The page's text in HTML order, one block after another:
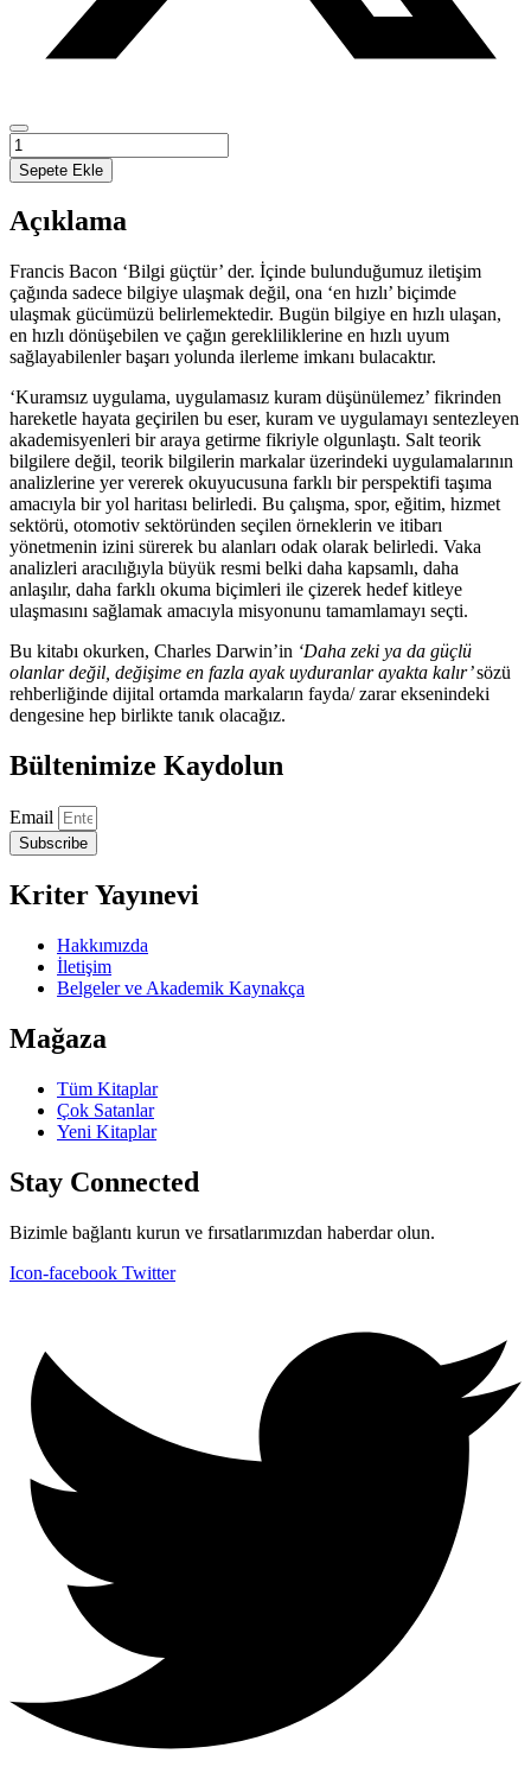
Dijital
Ortamda
Marka
İletişiminde
Fayda-
Ekseni:
Vaka
Analizleri
adet
Sepete Ekle
Açıklama
Francis Bacon ‘Bilgi güçtür’ der. İçinde bulunduğumuz iletişim
çağında sadece bilgiye ulaşmak değil, ona ‘en hızlı’ biçimde
ulaşmak gücümüzü belirlemektedir. Bugün bilgiye en hızlı ulaşan,
en hızlı dönüşebilen ve çağın gerekliliklerine en hızlı uyum
sağlayabilenler başarı yolunda ilerleme imkanı bulacaktır.
‘Kuramsız uygulama, uygulamasız kuram düşünülemez’ fikrinden
hareketle hayata geçirilen bu eser, kuram ve uygulamayı sentezleyen
akademisyenleri bir araya getirme fikriyle olgunlaştı. Salt teorik
bilgilere değil, teorik bilgilerin markalar üzerindeki uygulamalarının
analizlerine yer vererek okuyucusuna farklı bir perspektifi taşıma
amacıyla bir yol haritası belirledi. Bu çalışma, spor, eğitim, hizmet
sektörü, otomotiv sektöründen seçilen örneklerin ve itibarı
yönetmenin izini sürerek bu alanları odak olarak belirledi. Vaka
analizleri aracılığıyla büyük resmi belki daha kapsamlı, daha
anlaşılır, daha farklı okuma biçimleri ile çizerek hedef kitleye
ulaşmasını sağlamak amacıyla misyonunu tamamlamayı seçti.
Bu kitabı okurken, Charles Darwin’in ‘Daha zeki ya da güçlü
olanlar değil, değişime en fazla ayak uyduranlar ayakta kalır’sözü
rehberliğinde dijital ortamda markaların fayda/ zarar eksenindeki
dengesine hep birlikte tanık olacağız.
Bültenimize Kaydolun
Email
Subscribe
Kriter Yayınevi
Hakkımızda
İletişim
Belgeler ve Akademik Kaynakça
Mağaza
Tüm Kitaplar
Çok Satanlar
Yeni Kitaplar
Stay Connected
Bizimle bağlantı kurun ve fırsatlarımızdan haberdar olun.
Icon-facebook Twitter